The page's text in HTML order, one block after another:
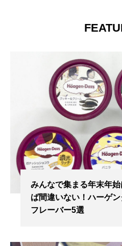
みんなで集まる年末年始
ば間違いない！ハーゲ
フレーバー5選